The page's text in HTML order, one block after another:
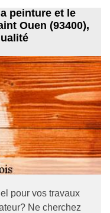
peinture et le
Ouen (93400),
pour vos travaux
Ne cherchez